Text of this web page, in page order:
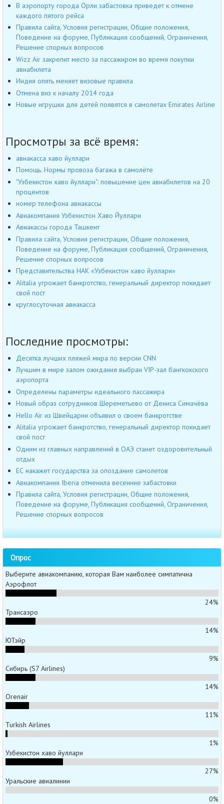
В аэропорту города Орли забастовка приведет к отмене
каждого пятого рейса
Правила сайта, Условия регистрации, Общие положения,
Поведение на форуме, Публикация сообщений, Ограничения,
Решение спорных вопросов
Wizz Air закрепит место за пассажиром во время покупки
авиабилета
Индия опять меняет визовые правила
Отмена виз к началу 2014 года
Новые игрушки для детей появятся в самолетах Emirates Airline
Просмотры за всё время:
авиакасса хаво йуллари
Помощь. Нормы провоза багажа в самолёте
"Узбекистон хаво йуллари": повышение цен авиабилетов на 20
процентов
номер телефона авиакассы
Авиакомпания Узбекистон Хаво Йуллари
Авиакассы города Ташкент
Правила сайта, Условия регистрации, Общие положения,
Поведение на форуме, Публикация сообщений, Ограничения,
Решение спорных вопросов
Представительства НАК «Узбекистон хаво йуллари»
Alitalia угрожает банкротство, генеральный директор покидает
свой пост
круглосуточная авиакасса
Последние просмотры:
Десятка лучших пляжей мира по версии CNN
Лучшим в мире залом ожидания выбран VIP-зал бангкокского
аэропорта
Определены параметры идеального пассажира
Новый образ сотрудников Шереметьево от Дениса Симачёва
Hello Air из Швейцарии объявил о своем банкротстве
Alitalia угрожает банкротство, генеральный директор покидает
свой пост
Одним из главных направлений в ОАЭ станет оздоровительный
отдых
ЕС накажет государства за опоздание самолетов
Авиакомпания Iberia отменила весенние забастовки
Правила сайта, Условия регистрации, Общие положения,
Поведение на форуме, Публикация сообщений, Ограничения,
Решение спорных вопросов
Опрос
Выберите авиакомпанию, которая Вам наиболее симпатична
Аэрофлот
24%
Трансаэро
14%
ЮТэйр
9%
Сибирь (S7 Airlines)
14%
Orenair
11%
Turkish Airlines
1%
Узбекистон хаво йуллари
27%
Уральские авиалинии
0%